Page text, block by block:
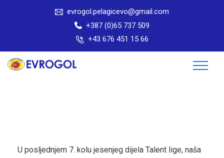
evrogol.pelagicevo@gmail.com
+387 (0)65 737 509
+43 676 451 15 66
U posljednjem 7. kolu jesenjeg dijela Talent lige, naša